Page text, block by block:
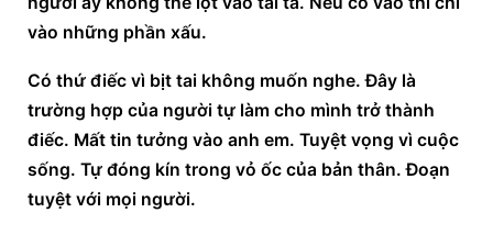
vào những phần xấu.
Có thứ điếc vì bịt tai không muốn nghe. Đây là
trường hợp của người tự làm cho mình trở thành
điếc. Mất tin tưởng vào anh em. Tuyệt vọng vì cuộc
sống. Tự đóng kín trong vỏ ốc của bản thân. Đoạn
tuyệt với mọi người.